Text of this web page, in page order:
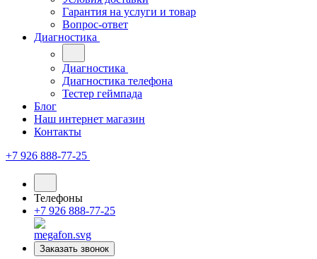
Гарантия на услуги и товар
Вопрос-ответ
Диагностика
Диагностика
Диагностика телефона
Тестер геймпада
Блог
Наш интернет магазин
Контакты
+7 926 888-77-25
Телефоны
+7 926 888-77-25
Заказать звонок